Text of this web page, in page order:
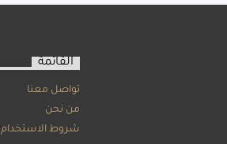
القائمة
تواصل معنا
من نحن
شروط الاستخدام